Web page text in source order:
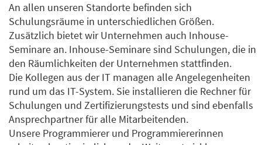
An allen unseren Standorte befinden sich
Schulungsräume in unterschiedlichen Größen.
Zusätzlich bietet wir Unternehmen auch Inhouse-
Seminare an. Inhouse-Seminare sind Schulungen, die in
den Räumlichkeiten der Unternehmen stattfinden.
Die Kollegen aus der IT managen alle Angelegenheiten
rund um das IT-System. Sie installieren die Rechner für
Schulungen und Zertifizierungstests und sind ebenfalls
Ansprechpartner für alle Mitarbeitenden.
Unsere Programmierer und Programmiererinnen